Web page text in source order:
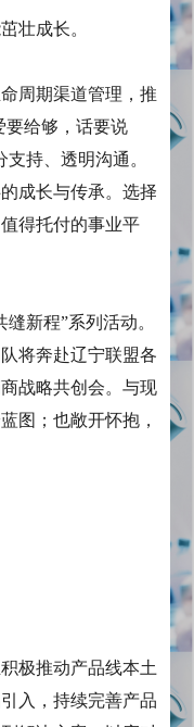
壮成长。
周期渠道管理，推
要给够，话要说
持、透明沟通。
成长与传承。选择
得托付的事业平
新程”系列活动。
将奔赴辽宁联盟各
战略共创会。与现
图；也敞开怀抱，
极推动产品线本土
入，持续完善产品